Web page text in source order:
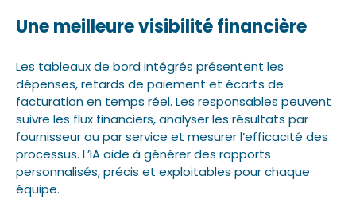
Une meilleure visibilité financière
Les tableaux de bord intégrés présentent les
dépenses, retards de paiement et écarts de
facturation en temps réel. Les responsables peuvent
suivre les flux financiers, analyser les résultats par
fournisseur ou par service et mesurer l’efficacité des
processus. L’IA aide à générer des rapports
personnalisés, précis et exploitables pour chaque
équipe.